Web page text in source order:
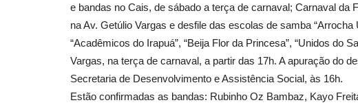
e bandas no Cais, de sábado a terça de carnaval; Carnaval da
na Av. Getúlio Vargas e desfile das escolas de samba “Arrocha
“Acadêmicos do Irapuá”, “Beija Flor da Princesa”, “Unidos do
Vargas, na terça de carnaval, a partir das 17h. A apuração do
Secretaria de Desenvolvimento e Assistência Social, às 16h.
Estão confirmadas as bandas: Rubinho Oz Bambaz, Kayo